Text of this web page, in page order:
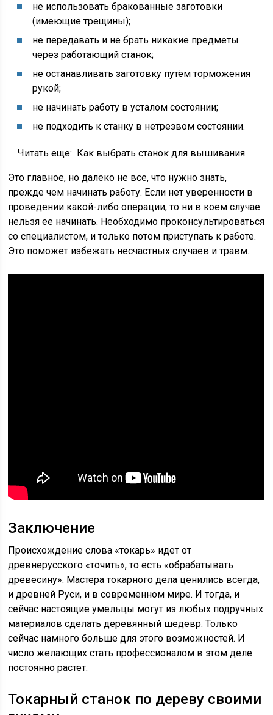
не использовать бракованные заготовки
(имеющие трещины);
не передавать и не брать никакие предметы
через работающий станок;
не останавливать заготовку путём торможения
рукой;
не начинать работу в усталом состоянии;
не подходить к станку в нетрезвом состоянии.
Читать еще: Как выбрать станок для вышивания
Это главное, но далеко не все, что нужно знать,
прежде чем начинать работу. Если нет уверенности в
проведении какой-либо операции, то ни в коем случае
нельзя ее начинать. Необходимо проконсультироваться
со специалистом, и только потом приступать к работе.
Это поможет избежать несчастных случаев и травм.
Заключение
Происхождение слова «токарь» идет от
древнерусского «точить», то есть «обрабатывать
древесину». Мастера токарного дела ценились всегда,
и древней Руси, и в современном мире. И тогда, и
сейчас настоящие умельцы могут из любых подручных
материалов сделать деревянный шедевр. Только
сейчас намного больше для этого возможностей. И
число желающих стать профессионалом в этом деле
постоянно растет.
Токарный станок по дереву своими